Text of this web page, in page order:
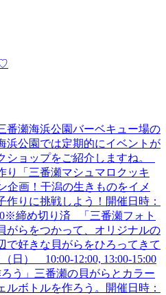
瀬海浜公園バーベキュー場の
浜公園では定期的にイベントが
ショップをご紹介しますね。
り「三番瀬マシュマロクッキ
企画！干潟の生きものをイメ
りに挑戦しよう！開催日時：
締め切り済 「三番瀬フォト
がらをつかって、オリジナルの
で好きな貝がらをひろってきて
日） 10:00-12:00, 13:00-15:00
う」三番瀬の貝がらとカラー
ボトルを作ろう。開催日時：